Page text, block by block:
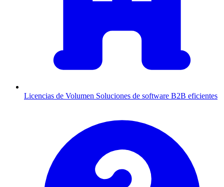
Licencias de Volumen Soluciones de software B2B eficientes